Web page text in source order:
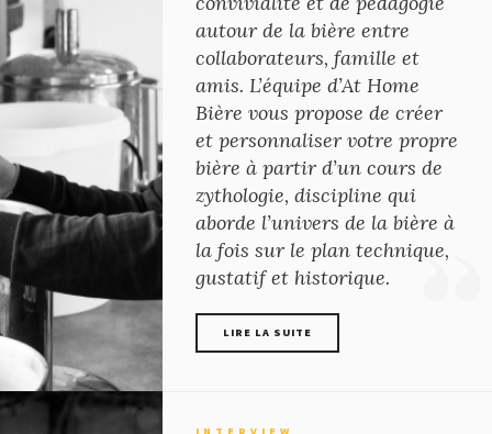
autour de la bière entre
collaborateurs, famille et
amis. L’équipe d’At Home
Bière vous propose de créer
et personnaliser votre propre
bière à partir d’un cours de
zythologie, discipline qui
aborde l’univers de la bière à
la fois sur le plan technique,
gustatif et historique.
LIRE LA SUITE